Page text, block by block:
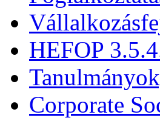
HEFOP
Corporate